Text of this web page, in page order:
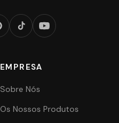
EMPRESA
Sobre Nós
Os Nossos Produtos